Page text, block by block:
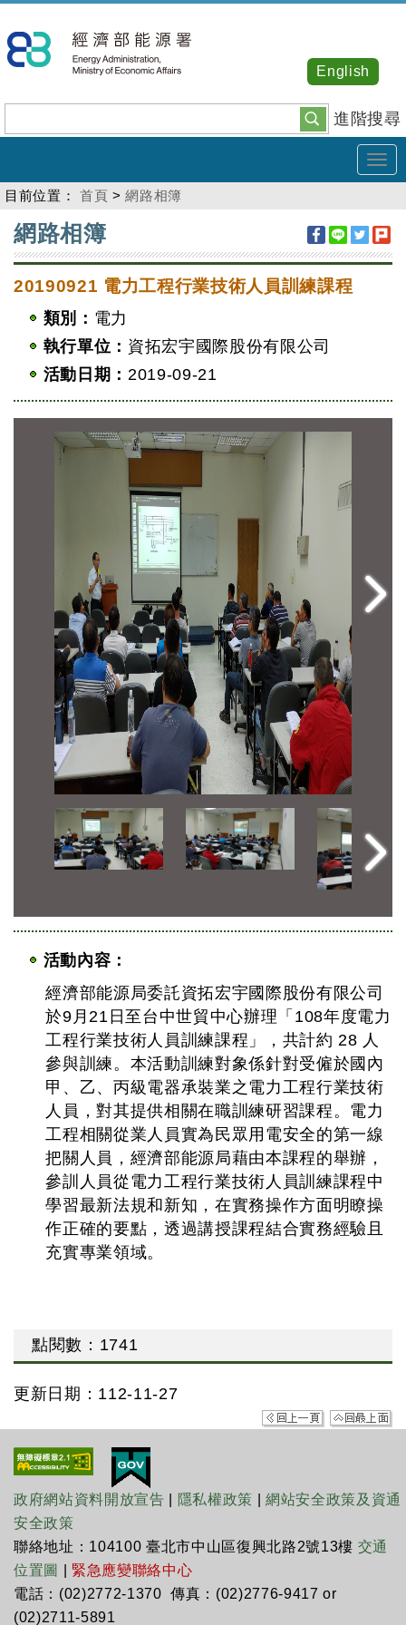
到
主
內
容
進階搜尋
English
目前位置： 首頁 >網路相簿
:::
網路相簿
20190921 電力工程行業技術人員訓練課程
類別： 電力
執行單位： 資拓宏宇國際股份有限公司
活動日期： 2019-09-21
活動內容：
經濟部能源局委託資拓宏宇國際股份有限公司
於9月21日至台中世貿中心辦理「108年度電力
工程行業技術人員訓練課程」，共計約 28 人
參與訓練。本活動訓練對象係針對受僱於國內
甲、乙、丙級電器承裝業之電力工程行業技術
人員，對其提供相關在職訓練研習課程。電力
工程相關從業人員實為民眾用電安全的第一線
把關人員，經濟部能源局藉由本課程的舉辦，
參訓人員從電力工程行業技術人員訓練課程中
學習最新法規和新知，在實務操作方面明瞭操
作正確的要點，透過講授課程結合實務經驗且
充實專業領域。
點閱數 ： 1741
更新日期：112-11-27
政府網站資料開放宣告 隱私權政策 |網站安全政策及資通
安全政策
聯絡地址：104100 臺北市中山區復興北路2號13樓 交通
位置圖
緊急應變聯絡中心
電話：(02)2772-1370 傳真：(02)2776-9417 or
(02)2711-5891